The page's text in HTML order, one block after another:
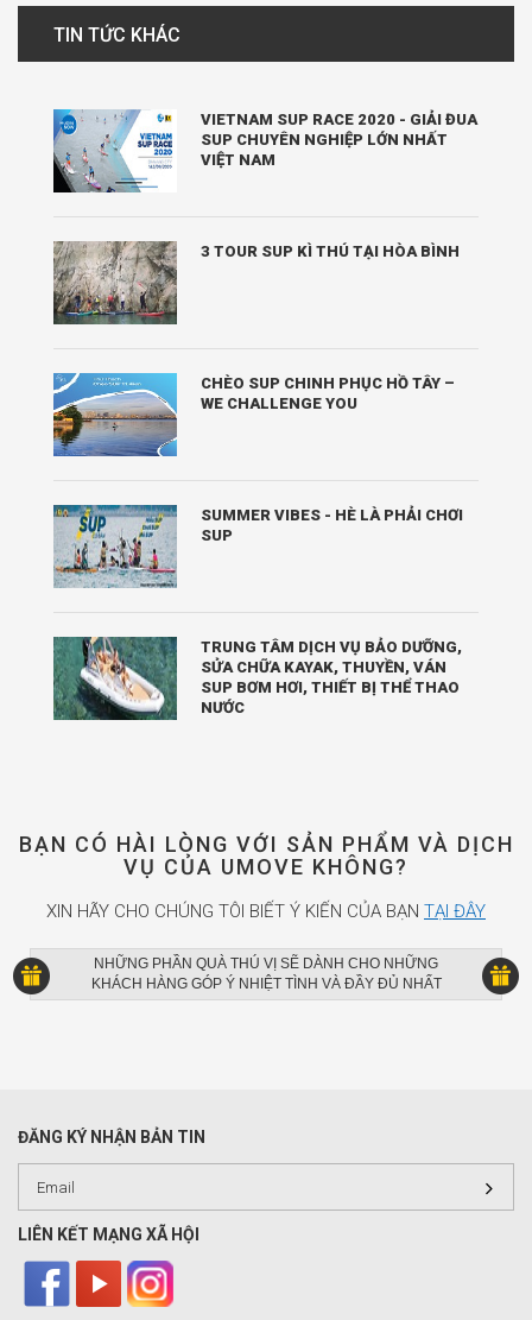
TIN TỨC KHÁC
VIETNAM SUP RACE 2020 - GIẢI ĐUA
SUP CHUYÊN NGHIỆP LỚN NHẤT
VIỆT NAM
3 TOUR SUP KÌ THÚ TẠI HÒA BÌNH
CHÈO SUP CHINH PHỤC HỒ TÂY –
WE CHALLENGE YOU
SUMMER VIBES - HÈ LÀ PHẢI CHƠI
SUP
TRUNG TÂM DỊCH VỤ BẢO DƯỠNG,
SỬA CHỮA KAYAK, THUYỀN, VÁN
SUP BƠM HƠI, THIẾT BỊ THỂ THAO
NƯỚC
BẠN CÓ HÀI LÒNG VỚI SẢN PHẨM VÀ DỊCH
VỤ CỦA UMOVE KHÔNG?
XIN HÃY CHO CHÚNG TÔI BIẾT Ý KIẾN CỦA BẠN TẠI ĐÂY
NHỮNG PHẦN QUÀ THÚ VỊ SẼ DÀNH CHO NHỮNG
KHÁCH HÀNG GÓP Ý NHIỆT TÌNH VÀ ĐẦY ĐỦ NHẤT
ĐĂNG KÝ NHẬN BẢN TIN
LIÊN KẾT MẠNG XÃ HỘI